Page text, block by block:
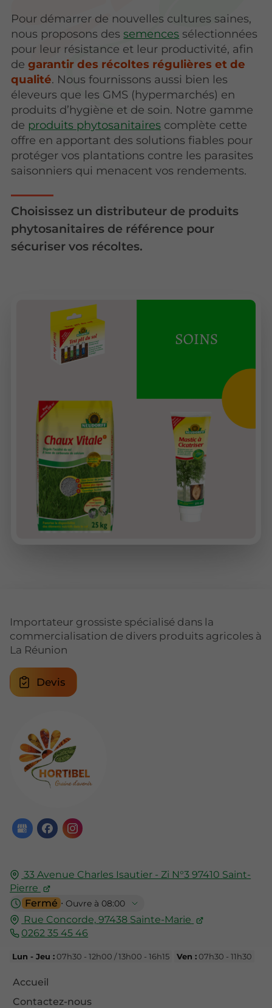
Pour démarrer de nouvelles cultures saines,
nous proposons dessemences sélectionnées
pour leur résistance et leur productivité, afin
degarantir des récoltes régulières et de
qualité. Nous fournissons aussi bien les
éleveurs que les GMS (hypermarchés) en
produits d’hygiène et de soin. Notre gamme
de produits phytosanitaires complète cette
offre en apportant des solutions fiables pour
protéger vos plantations contre les parasites
saisonniers qui menacent vos rendements.
Choisissez un distributeur de produits
phytosanitaires de référence pour
sécuriser vos récoltes.
33 Avenue Charles Isautier - Zi N°3 97410 Saint-
Pierre
Fermé ⋅ Ouvre à 08:00
Rue Concorde, 97438 Sainte-Marie
0262 35 45 46
Lun - Jeu :07h30 - 12h00 / 13h00 - 16h15 Ven :07h30 - 11h30
Accueil
Contactez-nous
Importateur grossiste spécialisé dans la
commercialisation de divers produits agricoles à
La Réunion
Devis